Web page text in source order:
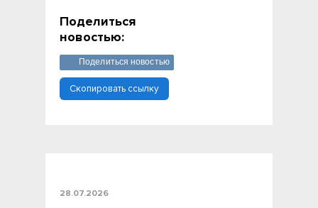
28.07.2026
Поделиться
новостью:
Поделиться новостью
Скопировать ссылку